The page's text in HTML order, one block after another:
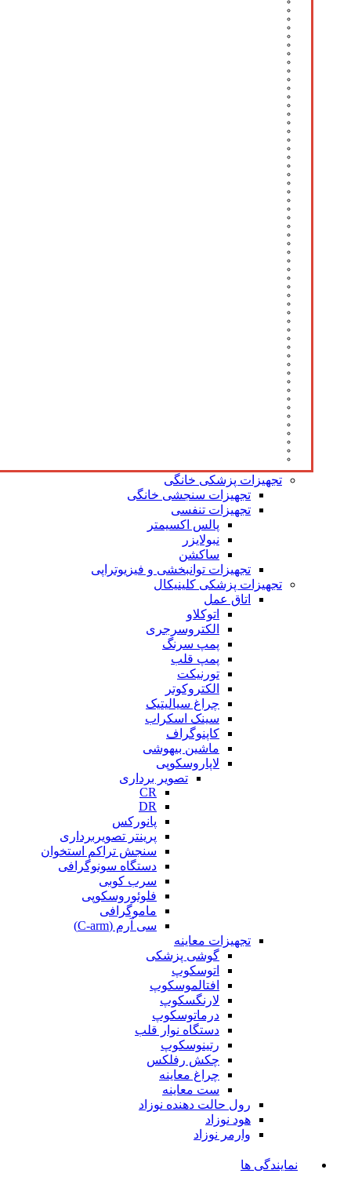
تجهیزات پزشکی خانگی
تجهیزات سنجشی خانگی
تجهیزات تنفسی
پالس اکسیمتر
نبولایزر
ساکشن
تجهیزات توانبخشی و فیزیوتراپی
تجهیزات پزشکی کلینیکال
اتاق عمل
اتوکلاو
الکتروسرجری
پمپ سرنگ
پمپ قلب
تورنیکت
الکتروکوتر
چراغ سیالیتیک
سینک اسکراب
کاپنوگراف
ماشین بیهوشی
لاپاروسکوپی
تصویر برداری
CR
DR
پانورکس
پرینتر تصویربرداری
سنجش تراکم استخوان
دستگاه سونوگرافی
سرب کوبی
فلوئوروسکوپی
ماموگرافی
سی آرم (C-arm)
تجهیزات معاینه
گوشی پزشکی
اتوسکوپ
افتالموسکوپ
لارنگسکوپ
درماتوسکوپ
دستگاه نوار قلب
رتینوسکوپ
چکش رفلکس
چراغ معاینه
ست معاینه
رول حالت دهنده نوزاد
هود نوزاد
وارمر نوزاد
نمایندگی ها